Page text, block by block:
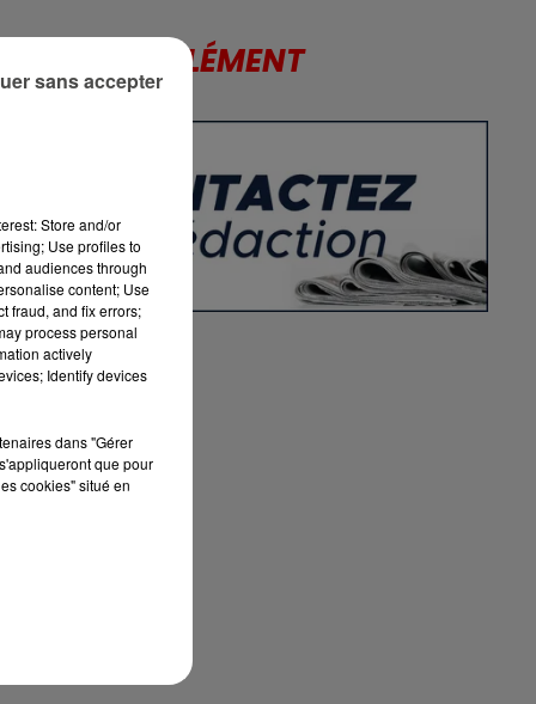
LE SUPPLÉMENT
Store and/or
Use profiles to
audiences through
content; Use
fraud, and fix errors;
process personal
actively
Identify devices
dans "Gérer
que pour
cookies" situé en
sans accepter